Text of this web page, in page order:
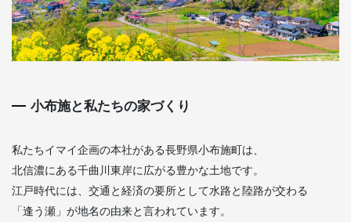
小布施と私たちの家づくり
私たちイマイ企画の本社がある長野県小布施町は、
北信濃にある千曲川東岸に広がる豊かな土地です。
江戸時代には、交通と経済の要所として水路と陸路が交わる
「逢う瀬」が地名の由来と言われています。